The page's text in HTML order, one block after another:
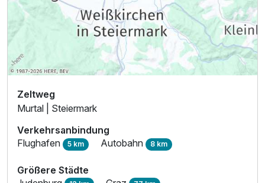
Zeltweg
Murtal | Steiermark
Verkehrsanbindung
Flughafen 5 km Autobahn 8 km
Größere Städte